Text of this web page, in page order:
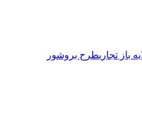
باز تجاریطرح بروشور